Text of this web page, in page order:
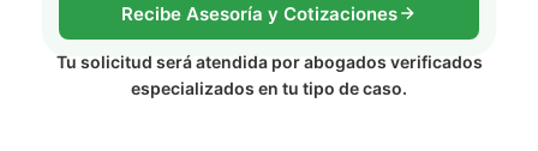
Recibe Asesoría y Cotizaciones
Tu solicitud será atendida por abogados verificados
especializados en tu tipo de caso.